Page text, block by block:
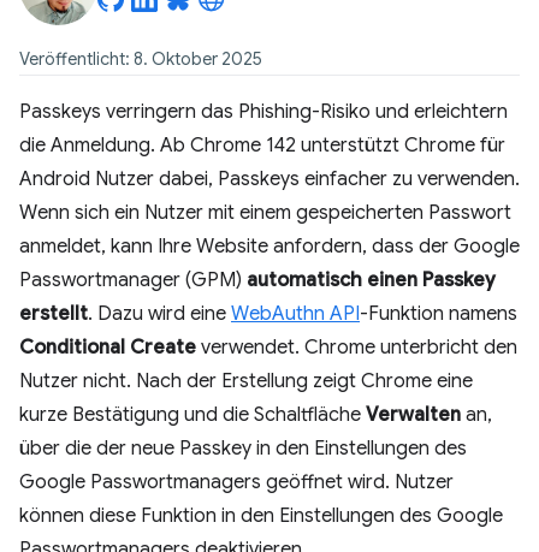
Veröffentlicht: 8. Oktober 2025
Passkeys verringern das Phishing-Risiko und erleichtern
die Anmeldung. Ab Chrome 142 unterstützt Chrome für
Android Nutzer dabei, Passkeys einfacher zu verwenden.
Wenn sich ein Nutzer mit einem gespeicherten Passwort
anmeldet, kann Ihre Website anfordern, dass der Google
Passwortmanager (GPM) automatisch einen Passkey
erstellt. Dazu wird eine WebAuthn API-Funktion namens
Conditional Create verwendet. Chrome unterbricht den
Nutzer nicht. Nach der Erstellung zeigt Chrome eine
kurze Bestätigung und die Schaltfläche Verwalten an,
über die der neue Passkey in den Einstellungen des
Google Passwortmanagers geöffnet wird. Nutzer
können diese Funktion in den Einstellungen des Google